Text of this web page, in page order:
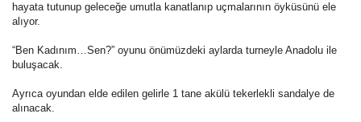
hayata tutunup geleceğe umutla kanatlanıp uçmalarının öyküsünü ele
alıyor.
“Ben Kadınım…Sen?” oyunu önümüzdeki aylarda turneyle Anadolu ile
buluşacak.
Ayrıca oyundan elde edilen gelirle 1 tane akülü tekerlekli sandalye de
alınacak.